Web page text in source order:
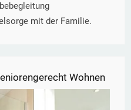
mit der Familie.
Wohnen